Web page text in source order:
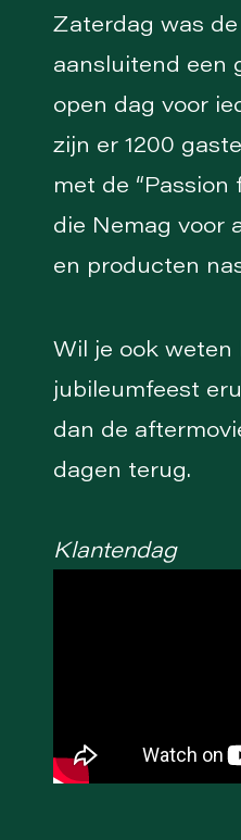
Zaterdag was
aansluitend een
open dag voor
zijn er 1200
met de “Passion
die Nemag voor
en producten
Wil je ook weten
jubileumfeest
dan de
dagen terug.
Klantendag